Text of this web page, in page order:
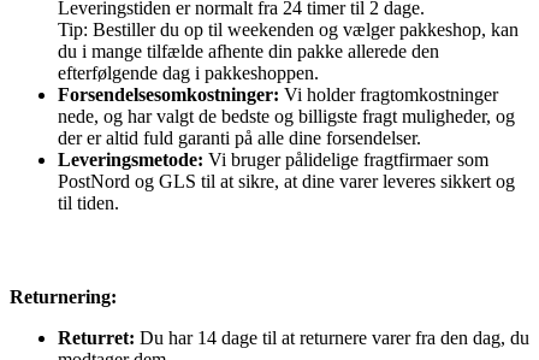
Leveringstiden er normalt fra 24 timer til 2 dage.
Tip: Bestiller du op til weekenden og vælger pakkeshop, kan
du i mange tilfælde afhente din pakke allerede den
efterfølgende dag i pakkeshoppen.
Forsendelsesomkostninger: Vi holder fragtomkostninger
nede, og har valgt de bedste og billigste fragt muligheder, og
der er altid fuld garanti på alle dine forsendelser.
Leveringsmetode: Vi bruger pålidelige fragtfirmaer som
PostNord og GLS til at sikre, at dine varer leveres sikkert og
til tiden.
Returnering:
Returret: Du har 14 dage til at returnere varer fra den dag, du